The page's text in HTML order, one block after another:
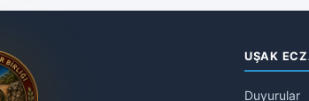
UŞAK
Duyurular